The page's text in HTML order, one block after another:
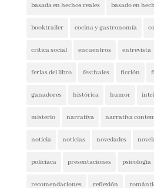
Etiquetas
actualidad autores españoles
basada en hechos reales basado en
booktrailer cocina y gastronomía
crítica social encuentros entrevista
espionaje ferias del libro festivales
ficción histórica firmas ganadores
intriga lectura conjunta misterio
narrativa contemporánea negra